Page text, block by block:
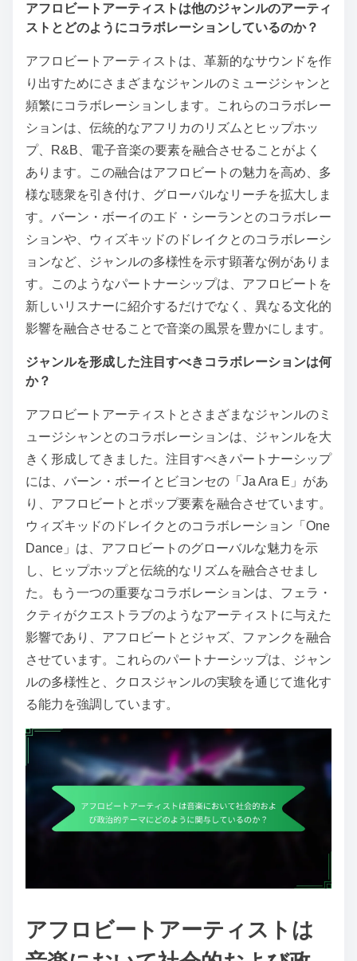
アフロビートアーティストは他のジャンルのアーティ
ストとどのようにコラボレーションしているのか？
アフロビートアーティストは、革新的なサウンドを作
り出すためにさまざまなジャンルのミュージシャンと
頻繁にコラボレーションします。これらのコラボレー
ションは、伝統的なアフリカのリズムとヒップホッ
プ、R&B、電子音楽の要素を融合させることがよく
あります。この融合はアフロビートの魅力を高め、多
様な聴衆を引き付け、グローバルなリーチを拡大しま
す。バーン・ボーイのエド・シーランとのコラボレー
ションや、ウィズキッドのドレイクとのコラボレーシ
ョンなど、ジャンルの多様性を示す顕著な例がありま
す。このようなパートナーシップは、アフロビートを
新しいリスナーに紹介するだけでなく、異なる文化的
影響を融合させることで音楽の風景を豊かにします。
ジャンルを形成した注目すべきコラボレーションは何
か？
アフロビートアーティストとさまざまなジャンルのミ
ュージシャンとのコラボレーションは、ジャンルを大
きく形成してきました。注目すべきパートナーシップ
には、バーン・ボーイとビヨンセの「Ja Ara E」があ
り、アフロビートとポップ要素を融合させています。
ウィズキッドのドレイクとのコラボレーション「One
Dance」は、アフロビートのグローバルな魅力を示
し、ヒップホップと伝統的なリズムを融合させまし
た。もう一つの重要なコラボレーションは、フェラ・
クティがクエストラブのようなアーティストに与えた
影響であり、アフロビートとジャズ、ファンクを融合
させています。これらのパートナーシップは、ジャン
ルの多様性と、クロスジャンルの実験を通じて進化す
る能力を強調しています。
アフロビートアーティストは